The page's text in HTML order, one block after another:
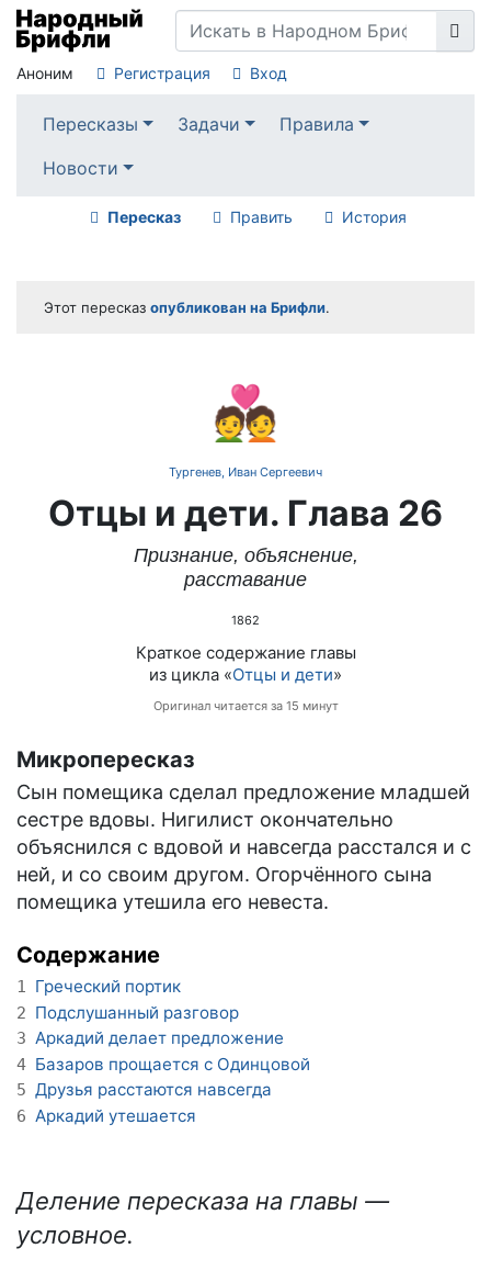
Аноним Регистрация Вход
Пересказы Задачи
Правила
Новости
Пересказ Править История
Этот пересказ опубликован на Брифли.
💑
Тургенев, Иван Сергеевич
Отцы и дети. Глава 26
Признание, объяснение,
расставание
1862
Краткое содержание главы
из цикла «Отцы и дети»
Оригинал читается за 15 минут
Микропересказ
Сын помещика сделал предложение младшей
сестре вдовы. Нигилист окончательно
объяснился с вдовой и навсегда расстался и с
ней, и со своим другом. Огорчённого сына
помещика утешила его невеста.
Содержание
1 Греческий портик
2 Подслушанный разговор
3 Аркадий делает предложение
4 Базаров прощается с Одинцовой
5 Друзья расстаются навсегда
6 Аркадий утешается
Деление пересказа на главы —
условное.